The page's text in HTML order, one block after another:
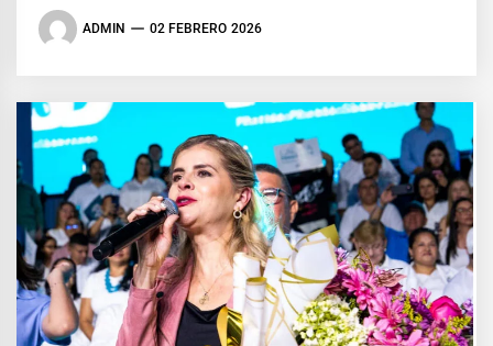
ADMIN 02 FEBRERO 2026